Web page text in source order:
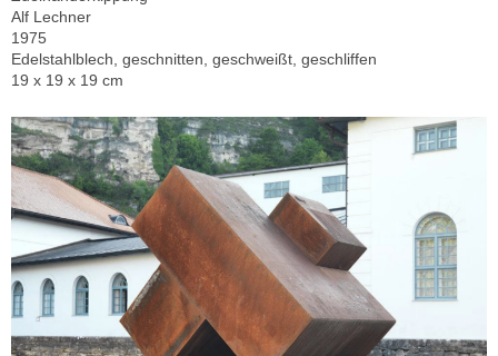
Alf Lechner
1975
Edelstahlblech, geschnitten, geschweißt, geschliffen
19 x 19 x 19 cm